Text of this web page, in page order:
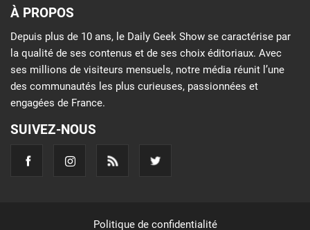
À PROPOS
Depuis plus de 10 ans, le Daily Geek Show se caractérise par
la qualité de ses contenus et de ses choix éditoriaux. Avec
ses millions de visiteurs mensuels, notre média réunit l’une
des communautés les plus curieuses, passionnées et
engagées de France.
SUIVEZ-NOUS
Politique de confidentialité